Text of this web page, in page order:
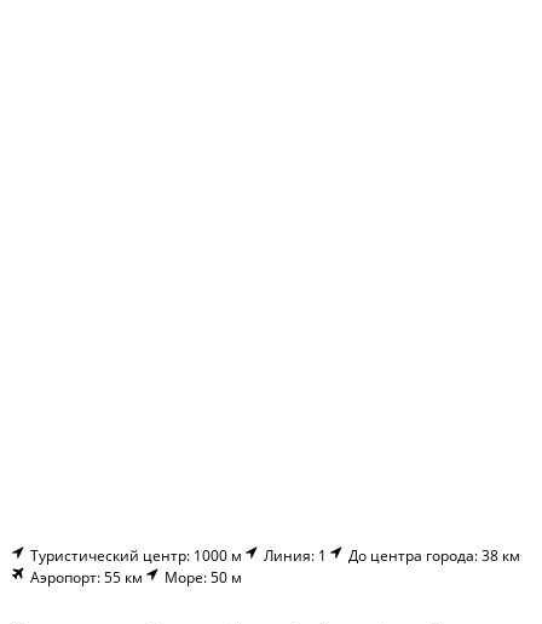
Туристический центр: 1000 м Линия: 1
До центра города: 38 км
Аэропорт: 55 км
Море: 50 м